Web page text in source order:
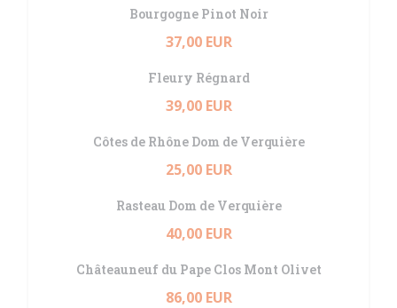
Bourgogne Pinot Noir
37,00 EUR
Fleury Régnard
39,00 EUR
Côtes de Rhône Dom de Verquière
25,00 EUR
Rasteau Dom de Verquière
40,00 EUR
Châteauneuf du Pape Clos Mont Olivet
86,00 EUR